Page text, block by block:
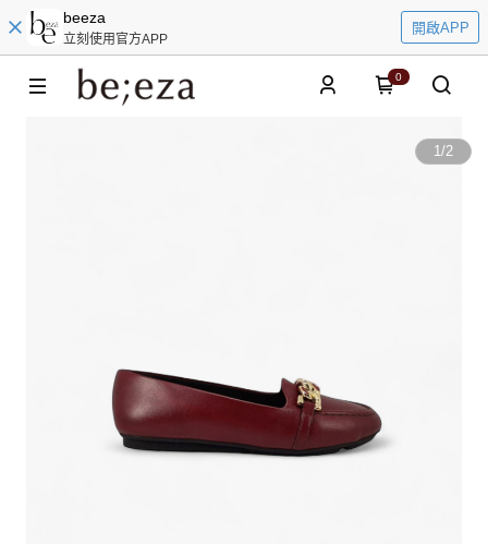
beeza
立刻使用官方APP
開啟APP
0
1/2